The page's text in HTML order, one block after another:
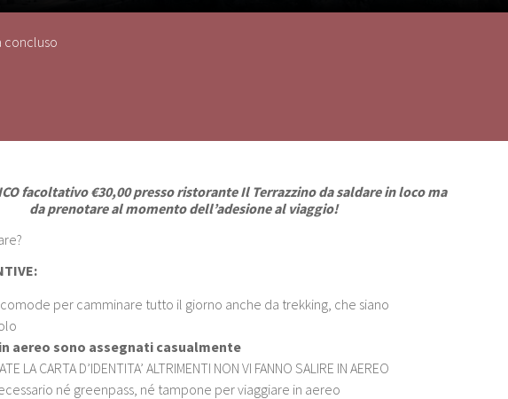
concluso
facoltativo €30,00 presso ristorante Il Terrazzino da saldare in loco ma
da prenotare al momento dell’adesione al viaggio!
per camminare tutto il giorno anche da trekking, che siano
aereo sono assegnati casualmente
LA CARTA D’IDENTITA’ ALTRIMENTI NON VI FANNO SALIRE IN AEREO
né greenpass, né tampone per viaggiare in aereo